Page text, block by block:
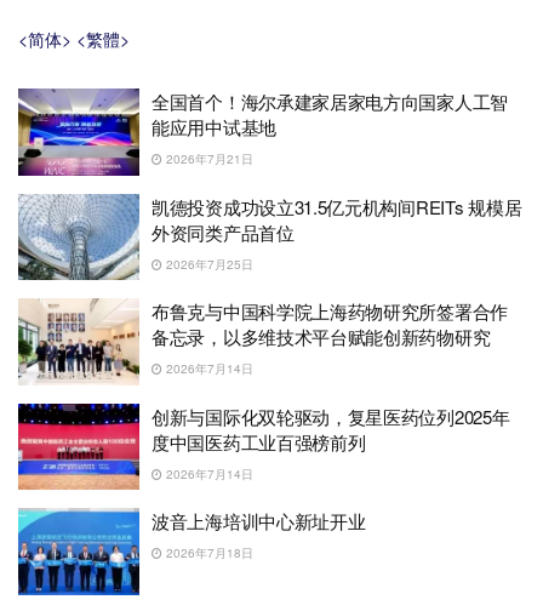
<简体> <繁體>
全国首个！海尔承建家居家电方向国家人工智
能应用中试基地
2026年7月21日
凯德投资成功设立31.5亿元机构间REITs 规模居
外资同类产品首位
2026年7月25日
布鲁克与中国科学院上海药物研究所签署合作
备忘录，以多维技术平台赋能创新药物研究
2026年7月14日
创新与国际化双轮驱动，复星医药位列2025年
度中国医药工业百强榜前列
2026年7月14日
波音上海培训中心新址开业
2026年7月18日